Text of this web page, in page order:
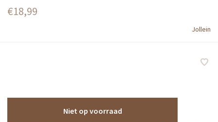
€18,99
Jollein
Niet op voorraad